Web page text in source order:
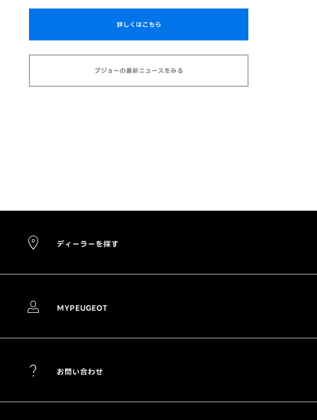
詳しくはこちら
プジョーの最新ニュースをみる
ディーラーを探す
MYPEUGEOT
お問い合わせ